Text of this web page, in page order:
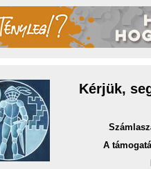
Kérjük,
A